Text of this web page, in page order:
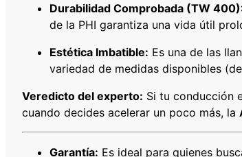
Durabilidad Comprobada (TW
de la PHI garantiza una vida útil
Estética Imbatible: Es una de las
variedad de medidas disponibles
Veredicto del experto: Si tu conducción
cuando decides acelerar un poco más, la
Garantía: Es ideal para quienes